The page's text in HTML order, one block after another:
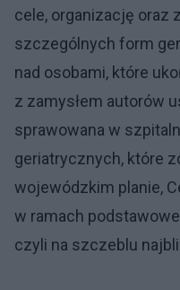
cele, organizację oraz
szczególnych form
nad osobami, które
z zamysłem autorów
sprawowana w
geriatrycznych, które
wojewódzkim planie,
w ramach
czyli na szczeblu